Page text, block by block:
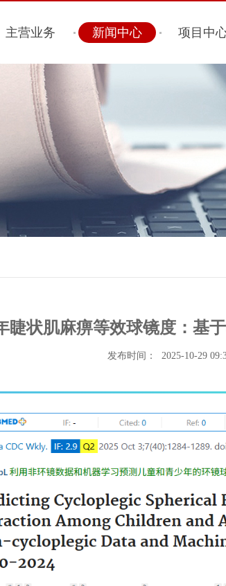
主营业务 新闻中心 项目中
睫状肌麻痹等效球镜度：基
发布时间： 2025-10-29